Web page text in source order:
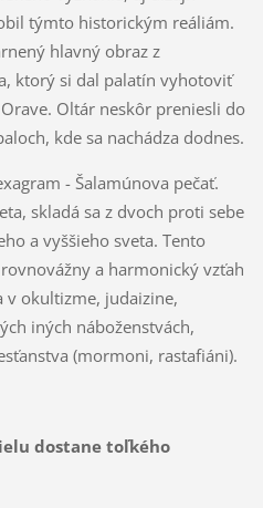
týmto historickým reáliám.
hlavný obraz z
ktorý si dal palatín vyhotoviť
Oltár neskôr preniesli do
kde sa nachádza dodnes.
- Šalamúnova pečať.
skladá sa z dvoch proti sebe
a vyššieho sveta. Tento
a harmonický vzťah
v okultizme, judaizine,
iných náboženstvách,
(mormoni, rastafiáni).
dostane toľkého